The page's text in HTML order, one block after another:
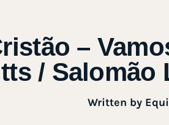
–
/ Salomão
Written by